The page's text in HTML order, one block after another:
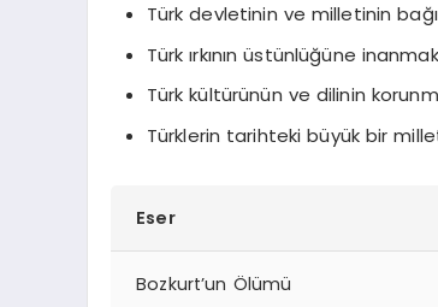
Türk devletinin ve milletinin
Türk ırkının üstünlüğüne inanmak
Türk kültürünün ve dilinin
Türklerin tarihteki büyük bir
Eser
Bozkurt’un Ölümü